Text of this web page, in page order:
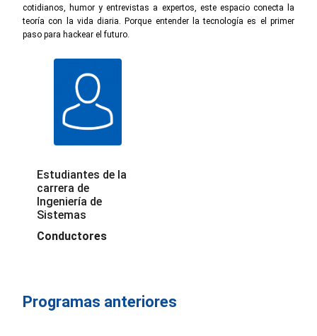
cotidianos, humor y entrevistas a expertos, este espacio conecta la
teoría con la vida diaria. Porque entender la tecnología es el primer
paso para hackear el futuro.
Estudiantes de la
carrera de
Ingeniería de
Sistemas
Conductores
Programas anteriores